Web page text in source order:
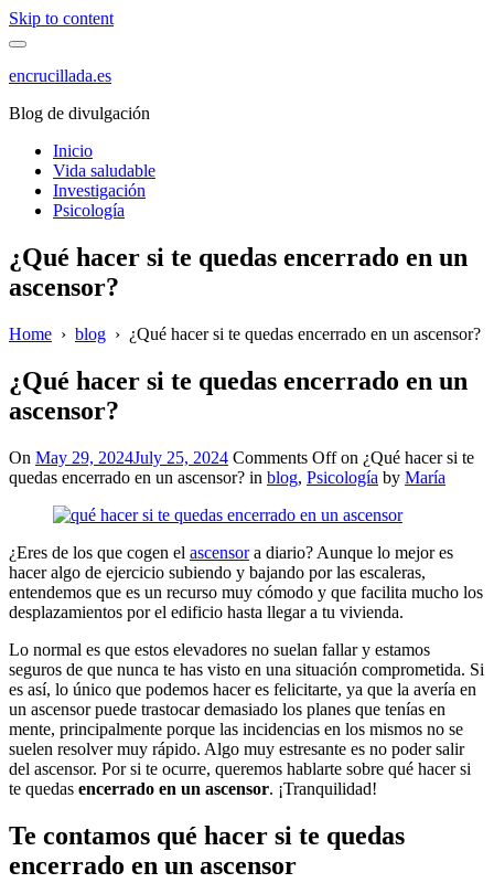
Skip to content
encrucillada.es
Blog de divulgación
Inicio
Vida saludable
Investigación
Psicología
¿Qué hacer si te quedas encerrado en un
ascensor?
Home › blog › ¿Qué hacer si te quedas encerrado en un ascensor?
¿Qué hacer si te quedas encerrado en un
ascensor?
On May 29, 2024July 25, 2024 Comments Offon ¿Qué hacer si te
quedas encerrado en un ascensor? in blog, Psicología by María
¿Eres de los que cogen el ascensora diario? Aunque lo mejor es
hacer algo de ejercicio subiendo y bajando por las escaleras,
entendemos que es un recurso muy cómodo y que facilita mucho los
desplazamientos por el edificio hasta llegar a tu vivienda.
Lo normal es que estos elevadores no suelan fallar y estamos
seguros de que nunca te has visto en una situación comprometida. Si
es así, lo único que podemos hacer es felicitarte, ya que la avería en
un ascensor puede trastocar demasiado los planes que tenías en
mente, principalmente porque las incidencias en los mismos no se
suelen resolver muy rápido. Algo muy estresante es no poder salir
del ascensor. Por si te ocurre, queremos hablarte sobre qué hacer si
te quedas encerrado en un ascensor. ¡Tranquilidad!
Te contamos qué hacer si te quedas
encerrado en un ascensor